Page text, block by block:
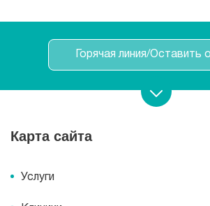
Горячая линия/Оставить
Записаться на прием
Карта сайта
Услуги